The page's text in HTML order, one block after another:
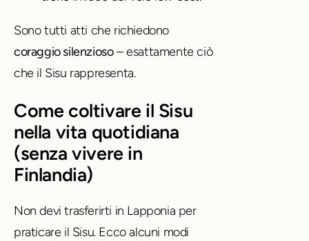
Sono tutti atti che richiedono
coraggio silenzioso– esattamente ciò
che il Sisu rappresenta.
Come coltivare il Sisu
nella vita quotidiana
(senza vivere in
Finlandia)
Non devi trasferirti in Lapponia per
praticare il Sisu. Ecco alcuni modi